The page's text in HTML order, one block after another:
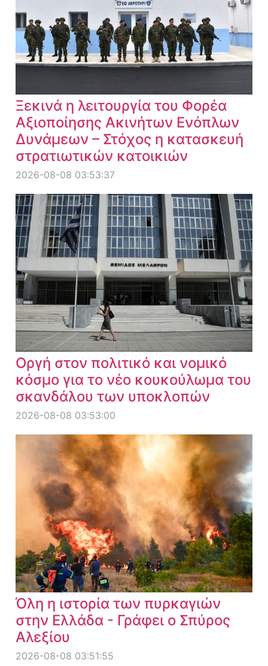
Ξεκινά η λειτουργία του Φορέα
Αξιοποίησης Ακινήτων Ενόπλων
Δυνάμεων – Στόχος η κατασκευή
στρατιωτικών κατοικιών
2026-08-08 03:53:37
Οργή στον πολιτικό και νομικό
κόσμο για το νέο κουκούλωμα του
σκανδάλου των υποκλοπών
2026-08-08 03:53:00
Όλη η ιστορία των πυρκαγιών
στην Ελλάδα - Γράφει ο Σπύρος
Αλεξίου
2026-08-08 03:51:55